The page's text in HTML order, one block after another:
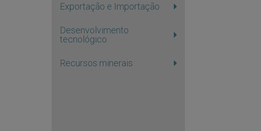
Exportação e Importação
Desenvolvimento
tecnológico
Recursos minerais